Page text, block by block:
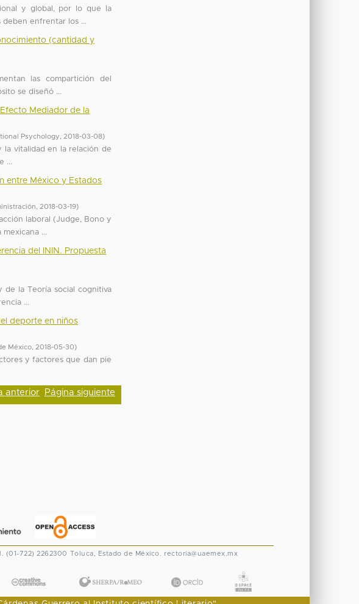
y global, por lo que la
deben enfrentar los ...
(cantidad y
las compartición del
se diseñó ...
Mediador de la
Psychology 2018-03-08)
la vitalidad en la relación de
...
entre México y Estados
2018-03-19)
laboral (Judge, Bono y
...
del ININ. Propuesta
de la Teoría social cognitiva
...
deporte en niños
México 2018-05-30)
y factores que dan pie
anterior Página siguiente
(01-722) 2262300 Toluca, Estado de México. rectoria@uaemex.mx